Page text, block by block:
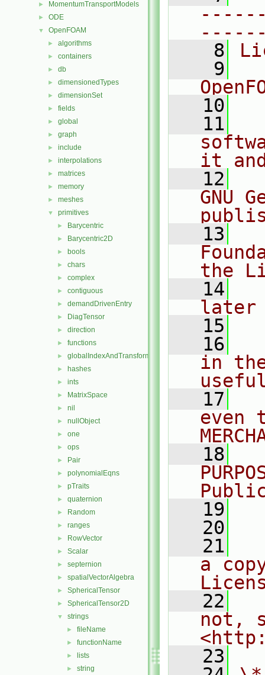
► MomentumTransportModels
► ODE
▼ OpenFOAM
► algorithms
► containers
► db
► dimensionedTypes
► dimensionSet
► fields
► global
► graph
► include
► interpolations
► matrices
► memory
► meshes
▼ primitives
► Barycentric
► Barycentric2D
► bools
► chars
► complex
► contiguous
► demandDrivenEntry
► DiagTensor
► direction
► functions
► globalIndexAndTransform
► hashes
► ints
► MatrixSpace
► nil
► nullObject
► one
► ops
► Pair
► polynomialEqns
► pTraits
► quaternion
► Random
► ranges
► RowVector
► Scalar
► septernion
► spatialVectorAlgebra
► SphericalTensor
► SphericalTensor2D
▼ strings
► fileName
► functionName
► lists
► string
    8
    9
   10
   11
it
   12
GNU
   13
the
   14
later
   15
   16
in
   17
even
   18
   19
   20
   21
a
   22
not,
   23